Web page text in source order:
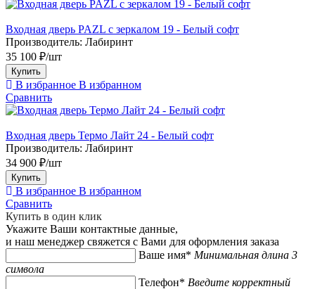
Входная дверь PAZL с зеркалом 19 - Белый софт
Производитель: Лабиринт
35 100 ₽/шт
Купить
В избранное В избранном
Сравнить
Входная дверь Термо Лайт 24 - Белый софт
Производитель: Лабиринт
34 900 ₽/шт
Купить
В избранное В избранном
Сравнить
Купить в один клик
Укажите Ваши контактные данные,
и наш менеджер свяжется с Вами для оформления заказа
Ваше имя* Минимальная длина 3
символа
Телефон* Введите корректный